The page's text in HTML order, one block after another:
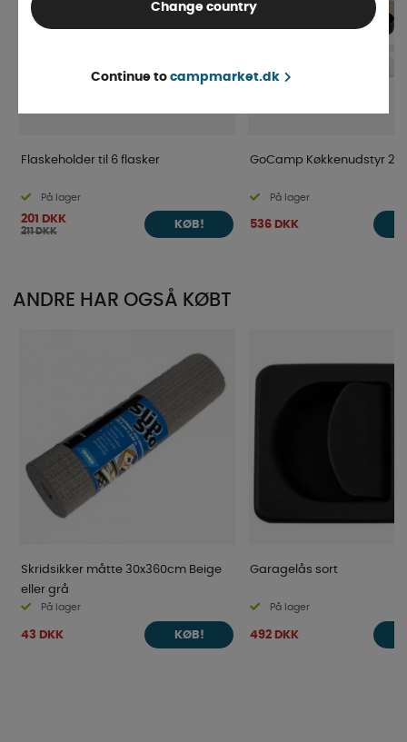
Flaskeholder til 6 flasker
På lager
201 DKK
211 DKK
KØB!
GoCamp Køkkenudstyr
På lager
536 DKK
ANDRE HAR OGSÅ KØBT
Skridsikker måtte 30x360cm Beige
eller grå
På lager
43 DKK KØB!
Garagelås sort
På lager
492 DKK
Change country
Continue to campmarket.dk